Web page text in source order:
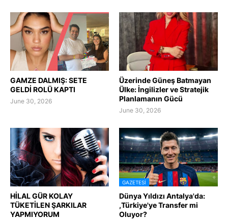
GAMZE DALMIŞ: SETE
GELDİ ROLÜ KAPTI
June 30, 2026
Üzerinde Güneş Batmayan
Ülke: İngilizler ve Stratejik
Planlamanın Gücü
June 30, 2026
HİLAL GÜR KOLAY
TÜKETİLEN ŞARKILAR
YAPMIYORUM
GAZETESI
Dünya Yıldızı Antalya'da:
,Türkiye'ye Transfer mi
Oluyor?